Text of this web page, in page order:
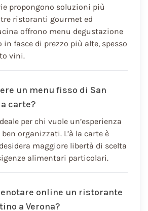
propongono soluzioni più
ristoranti gourmet ed
offrono menu degustazione
in fasce di prezzo più alte, spesso
vini.
un menu fisso di San
carte?
per chi vuole un’esperienza
organizzati. L’à la carte è
maggiore libertà di scelta
alimentari particolari.
online un ristorante
a Verona?